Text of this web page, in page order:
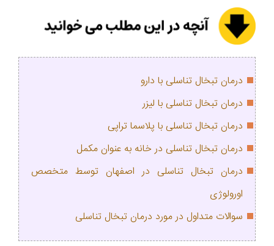
درمان تبخال تناسلی با دارو
درمان تبخال تناسلی با لیزر
درمان تبخال تناسلی با پلاسما تراپی
درمان تبخال تناسلی در خانه به عنوان مکمل
درمان تبخال تناسلی در اصفهان توسط متخصص
اورولوژی
سوالات متداول در مورد درمان تبخال تناسلی